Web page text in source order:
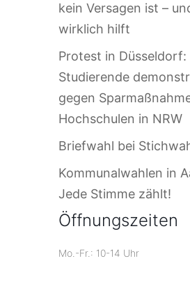
kein Versagen ist –
wirklich hilft
Protest in Düsseldorf:
Studierende
gegen
Hochschulen in NRW
Briefwahl bei
Kommunalwahlen in
Jede Stimme zählt!
Öffnungszeiten
Mo.-Fr.: 10-14 Uhr